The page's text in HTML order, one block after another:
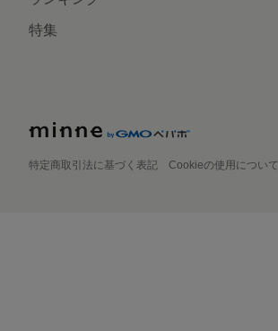
特集
特定商取引法に基づく表記 Cookieの使用について